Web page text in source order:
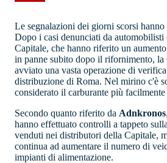
Le segnalazioni dei giorni scorsi
Dopo i casi denunciati da automobilisti
Capitale, che hanno riferito un
in panne subito dopo il rifornimento, la
avviato una vasta operazione di
distribuzione di Roma. Nel mirino c'è
considerato il carburante più facilmente
Secondo quanto riferito da Adnkronos
hanno effettuato controlli a tappeto
venduti nei distributori della Capitale,
continua ad aumentare il numero di
impianti di alimentazione.